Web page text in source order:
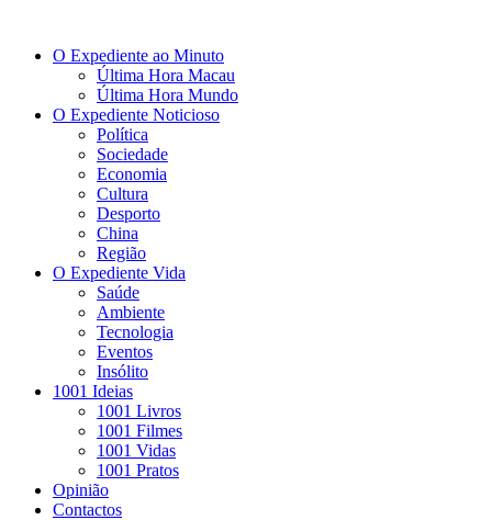
O Expediente ao Minuto
Última Hora Macau
Última Hora Mundo
O Expediente Noticioso
Política
Sociedade
Economia
Cultura
Desporto
China
Região
O Expediente Vida
Saúde
Ambiente
Tecnologia
Eventos
Insólito
1001 Ideias
1001 Livros
1001 Filmes
1001 Vidas
1001 Pratos
Opinião
Contactos